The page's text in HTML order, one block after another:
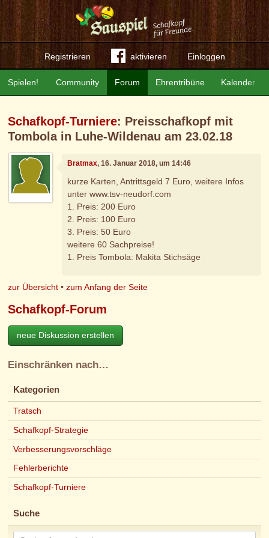
Registrieren aktivieren Einloggen
Community Forum Ehrentribüne Kalender
Spielen!
Schafkopf-Turniere: Preisschafkopf mit
Tombola in Luhe-Wildenau am 23.02.18
Bratmax, 16. Januar 2018, um 14:46
kurze Karten, Antrittsgeld 7 Euro, weitere Infos
unter www.tsv-neudorf.com
1. Preis: 200 Euro
2. Preis: 100 Euro
3. Preis: 50 Euro
weitere 60 Sachpreise!
1. Preis Tombola: Makita Stichsäge
zur Übersicht •zum Anfang der Seite
Schafkopf-Forum
neue Diskussion erstellen
Einschränken nach…
Kategorien
Tratsch
Schafkopf-Strategie
Verbesserungsvorschläge
Fehlerberichte
Schafkopf-Turniere
Suche